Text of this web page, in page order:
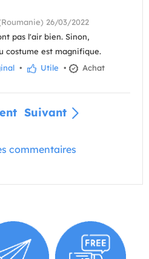
26/03/2022
pas l'air bien. Sinon,
costume est magnifique.
• Utile •
Achat
Suivant
commentaires